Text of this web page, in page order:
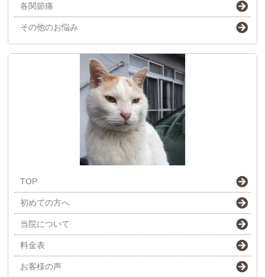
各関節痛
その他のお悩み
TOP
初めての方へ
当院について
料金表
お客様の声